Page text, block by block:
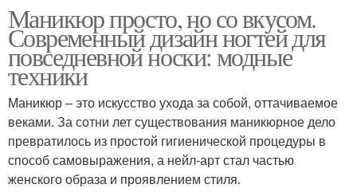
Маникюр просто, но со вкусом.
Современный дизайн ногтей для
повседневной носки: модные
техники
Маникюр – это искусство ухода за собой, оттачиваемое
веками. За сотни лет существования маникюрное дело
превратилось из простой гигиенической процедуры в
способ самовыражения, а нейл-арт стал частью
женского образа и проявлением стиля.